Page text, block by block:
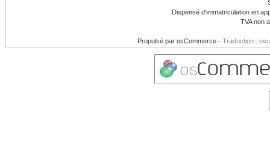
Dispensé d'immatriculation en
TVA non
Propulsé par osCommerce - Traduction :